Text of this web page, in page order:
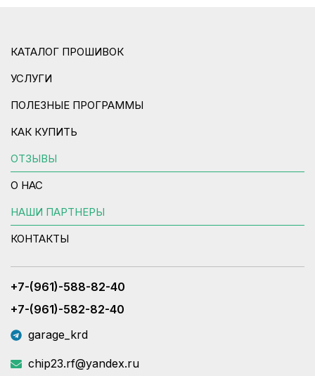
КАТАЛОГ ПРОШИВОК
УСЛУГИ
ПОЛЕЗНЫЕ ПРОГРАММЫ
КАК КУПИТЬ
ОТЗЫВЫ
О НАС
НАШИ ПАРТНЕРЫ
КОНТАКТЫ
+7-(961)-588-82-40
+7-(961)-582-82-40
garage_krd
chip23.rf@yandex.ru